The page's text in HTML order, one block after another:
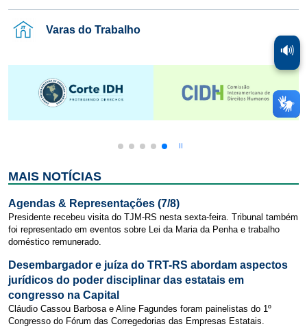
Varas do Trabalho
MAIS NOTÍCIAS
Agendas & Representações (7/8)
Presidente recebeu visita do TJM-RS nesta sexta-feira. Tribunal também
foi representado em eventos sobre Lei da Maria da Penha e trabalho
doméstico remunerado.
Desembargador e juíza do TRT-RS abordam aspectos
jurídicos do poder disciplinar das estatais em
congresso na Capital
Cláudio Cassou Barbosa e Aline Fagundes foram painelistas do 1º
Congresso do Fórum das Corregedorias das Empresas Estatais.
🔊